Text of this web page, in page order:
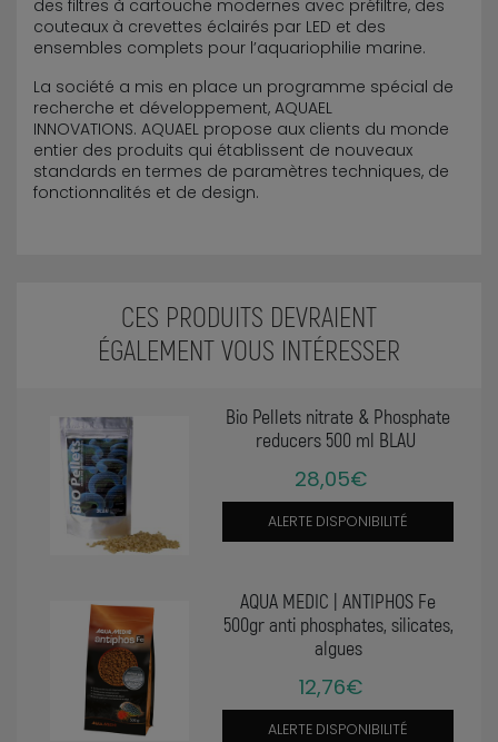
des filtres à cartouche modernes avec préfiltre, des
couteaux à crevettes éclairés par LED et des
ensembles complets pour l’aquariophilie marine.
La société a mis en place un programme spécial de
recherche et développement, AQUAEL
INNOVATIONS. AQUAEL propose aux clients du monde
entier des produits qui établissent de nouveaux
standards en termes de paramètres techniques, de
fonctionnalités et de design.
CES PRODUITS DEVRAIENT
ÉGALEMENT VOUS INTÉRESSER
Bio Pellets nitrate & Phosphate
reducers 500 ml BLAU
28,05€
ALERTE DISPONIBILITÉ
AQUA MEDIC | ANTIPHOS Fe
500gr anti phosphates, silicates,
algues
12,76€
ALERTE DISPONIBILITÉ